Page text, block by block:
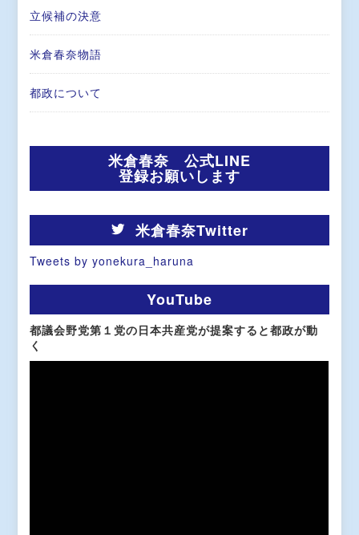
立候補の決意
米倉春奈物語
都政について
米倉春奈 公式LINE
登録お願いします
米倉春奈Twitter
Tweets by yonekura_haruna
YouTube
都議会野党第１党の日本共産党が提案すると都政が動
く